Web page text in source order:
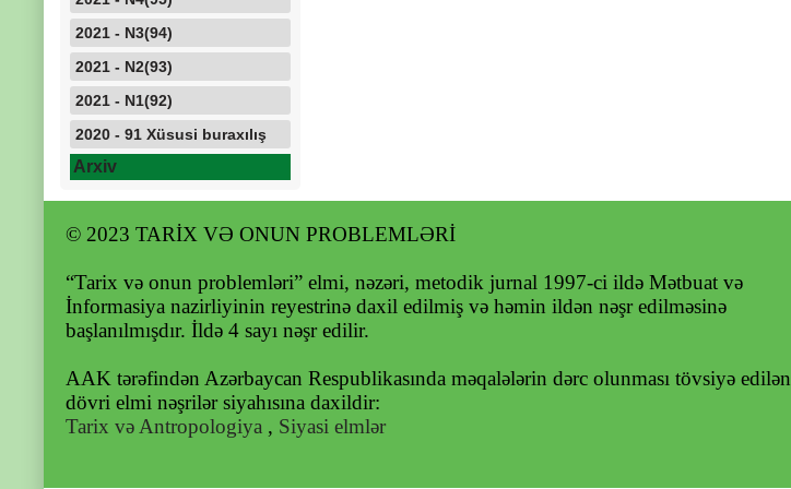
2021 - N3(94)
2021 - N2(93)
2021 - N1(92)
2020 - 91 Xüsusi buraxılış
Arxiv
© 2023 TARİX VƏ ONUN PROBLEMLƏRİ
“Tarix və onun problemləri” elmi, nəzəri, metodik jurnal 1997-ci ildə Mətbuat və
İnformasiya nazirliyinin reyestrinə daxil edilmiş və həmin ildən nəşr edilməsinə
başlanılmışdır. İldə 4 sayı nəşr edilir.
AAK tərəfindən Azərbaycan Respublikasında məqalələrin dərc olunması tövsiyə edilən
dövri elmi nəşrilər siyahısına daxildir:
Tarix və Antropologiya , Siyasi elmlər